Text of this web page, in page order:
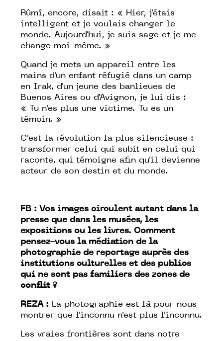
Rûmî, encore, disait : « Hier, j'étais
intelligent et je voulais changer le
monde. Aujourd'hui, je suis sage et je me
change moi-même. »
Quand je mets un appareil entre les
mains d'un enfant réfugié dans un camp
en Irak, d'un jeune des banlieues de
Buenos Aires ou d'Avignon, je lui dis :
«
Tu n'es plus une victime. Tu es un
témoin. »
C'est la révolution la plus silencieuse :
transformer celui qui subit en celui qui
raconte, qui témoigne afin qu'il devienne
acteur de son destin et du monde.
FB : Vos images circulent autant dans la
presse que dans les musées, les
expositions ou les livres. Comment
pensez-vous la médiation de la
photographie de reportage auprès des
institutions culturelles et des publics
qui ne sont pas familiers des zones de
conflit ?
REZA : La photographie est là pour nous
montrer que l'inconnu n'est plus l'inconnu.
Les vraies frontières sont dans notre